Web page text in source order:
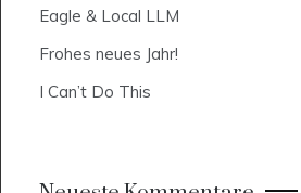
Eagle & Local LLM
Frohes neues Jahr!
I Can’t Do This